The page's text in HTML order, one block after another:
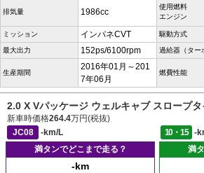
排気量 1986cc
使用燃料
エンジン
ミッション インパネCVT 駆動方式
最大出力 152ps/6100rpm 過給器（ター
生産期間
2016年01月～201
7年06月
燃費性能
2.0 X Vパッケージ ウェルキャブ スロープ
新車時価格264.4万円(税抜)
JC08
-km/L 10・15
-
満タンでどこまで走る？
-km
満